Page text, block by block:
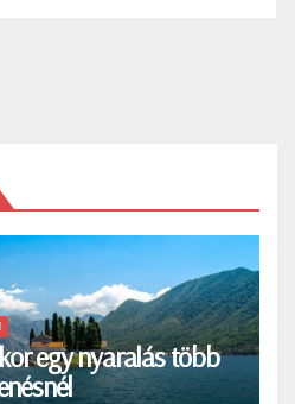
egy nyaralás több